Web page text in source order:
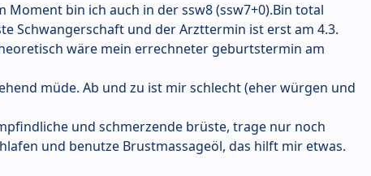
Moment bin ich auch in der ssw8 (ssw7+0).Bin total
Schwangerschaft und der Arzttermin ist erst am 4.3.
wäre mein errechneter geburtstermin am
müde. Ab und zu ist mir schlecht (eher würgen und
und schmerzende brüste, trage nur noch
und benutze Brustmassageöl, das hilft mir etwas.